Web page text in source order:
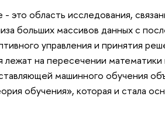
это область исследования,
больших массивов данных с
управления и принятия
лежат на пересечении
машинного обучения
обучения», которая и стала